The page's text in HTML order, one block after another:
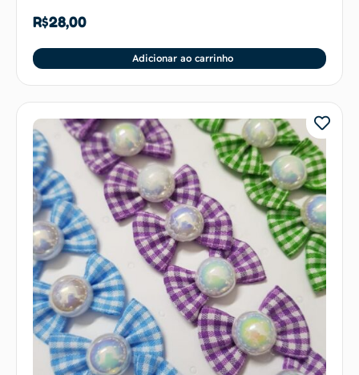
R$28,00
Adicionar ao carrinho